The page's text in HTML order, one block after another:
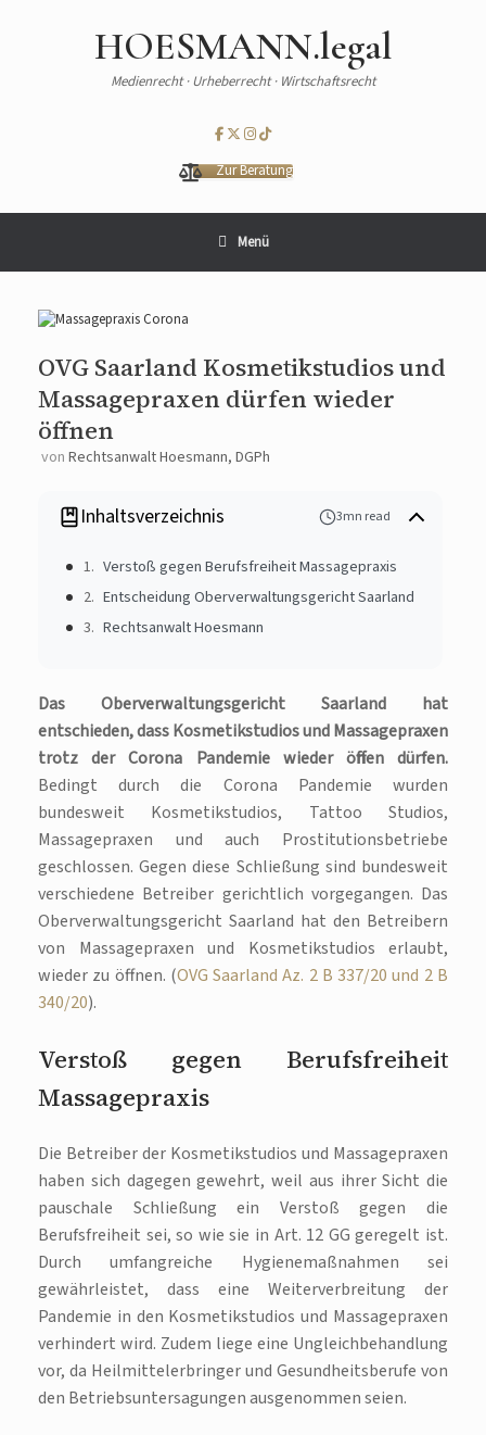
HOESMANN.legal
Medienrecht · Urheberrecht · Wirtschaftsrecht
Zur Beratung
Menü
OVG Saarland Kosmetikstudios und
Massagepraxen dürfen wieder
öffnen
von Rechtsanwalt Hoesmann, DGPh
Inhaltsverzeichnis 3mn read
Verstoß gegen Berufsfreiheit Massagepraxis
Entscheidung Oberverwaltungsgericht Saarland
Rechtsanwalt Hoesmann
Das Oberverwaltungsgericht Saarland hat
entschieden, dass Kosmetikstudios und Massagepraxen
trotz der Corona Pandemie wieder öffnen dürfen.
Bedingt durch die Corona Pandemie wurden
bundesweit Kosmetikstudios, Tattoo Studios,
Massagepraxen und auch Prostitutionsbetriebe
geschlossen. Gegen diese Schließung sind bundesweit
verschiedene Betreiber gerichtlich vorgegangen. Das
Oberverwaltungsgericht Saarland hat den Betreibern
von Massagepraxen und Kosmetikstudios erlaubt,
wieder zu öffnen. (OVG Saarland Az. 2 B 337/20 und 2 B
340/20).
Verstoß gegen Berufsfreiheit
Massagepraxis
Die Betreiber der Kosmetikstudios und Massagepraxen
haben sich dagegen gewehrt, weil aus ihrer Sicht die
pauschale Schließung ein Verstoß gegen die
Berufsfreiheit sei, so wie sie in Art. 12 GG geregelt ist.
Durch umfangreiche Hygienemaßnahmen sei
gewährleistet, dass eine Weiterverbreitung der
Pandemie in den Kosmetikstudios und Massagepraxen
verhindert wird. Zudem liege eine Ungleichbehandlung
vor, da Heilmittelerbringer und Gesundheitsberufe von
den Betriebsuntersagungen ausgenommen seien.